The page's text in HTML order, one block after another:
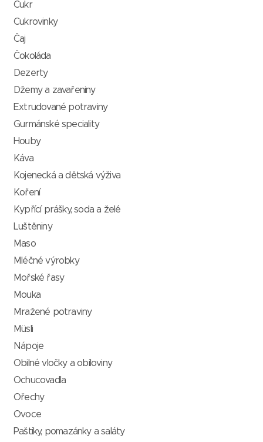
Cukr
Cukrovinky
Čaj
Čokoláda
Dezerty
Džemy a zavařeniny
Extrudované potraviny
Gurmánské speciality
Houby
Káva
Kojenecká a dětská výživa
Koření
Kypřící prášky, soda a želé
Luštěniny
Maso
Mléčné výrobky
Mořské řasy
Mouka
Mražené potraviny
Müsli
Nápoje
Obilné vločky a obiloviny
Ochucovadla
Ořechy
Ovoce
Paštiky, pomazánky a saláty